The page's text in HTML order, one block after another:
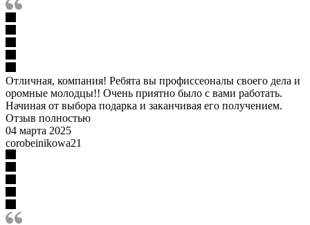
Отличная, компания! Ребята вы профиссеоналы своего дела и
оромные молодцы!! Очень приятно было с вами работать.
Начиная от выбора подарка и заканчивая его получением.
Отзыв полностью
04 марта 2025
corobeinikowa21